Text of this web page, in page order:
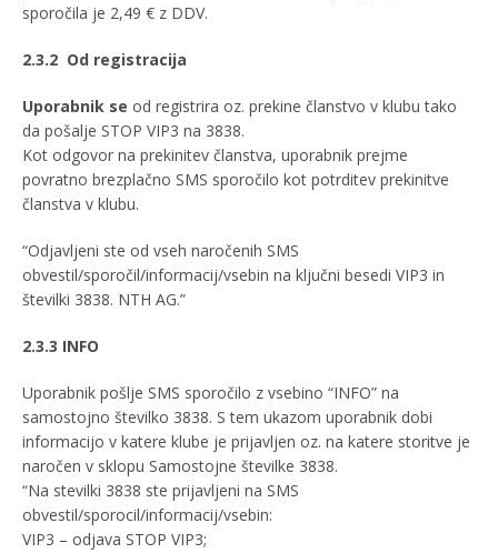
sporočila je 2,49 € z DDV.
2.3.2 Od registracija
Uporabnik se od registrira oz. prekine članstvo v klubu tako
da pošalje STOP VIP3 na 3838.
Kot odgovor na prekinitev članstva, uporabnik prejme
povratno brezplačno SMS sporočilo kot potrditev prekinitve
članstva v klubu.
“Odjavljeni ste od vseh naročenih SMS
obvestil/sporočil/informacij/vsebin na ključni besedi VIP3 in
številki 3838. NTH AG.”
2.3.3 INFO
Uporabnik pošlje SMS sporočilo z vsebino “INFO” na
samostojno številko 3838. S tem ukazom uporabnik dobi
informacijo v katere klube je prijavljen oz. na katere storitve je
naročen v sklopu Samostojne številke 3838.
“Na stevilki 3838 ste prijavljeni na SMS
obvestil/sporocil/informacij/vsebin:
VIP3 – odjava STOP VIP3;